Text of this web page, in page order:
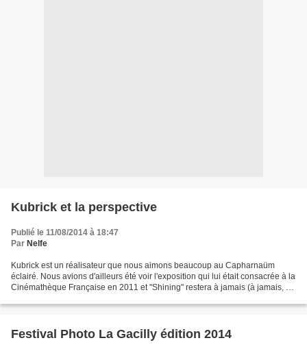
Kubrick et la perspective
Publié le 11/08/2014 à 18:47
Par Nelfe
Kubrick est un réalisateur que nous aimons beaucoup au Capharnaüm
éclairé. Nous avions d'ailleurs été voir l'exposition qui lui était consacrée à la
Cinémathèque Française en 2011 et "Shining" restera à jamais (à jamais, à
Festival Photo La Gacilly édition 2014